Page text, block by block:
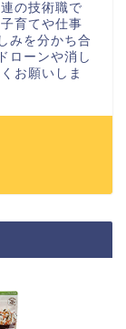
の技術職で
育てや仕事
みを分かち合
ローンや消し
お願いしま